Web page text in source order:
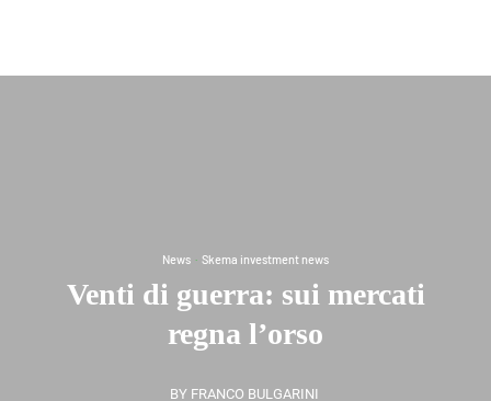
News · Skema investment news
Venti di guerra: sui mercati
regna l’orso
BY FRANCO BULGARINI